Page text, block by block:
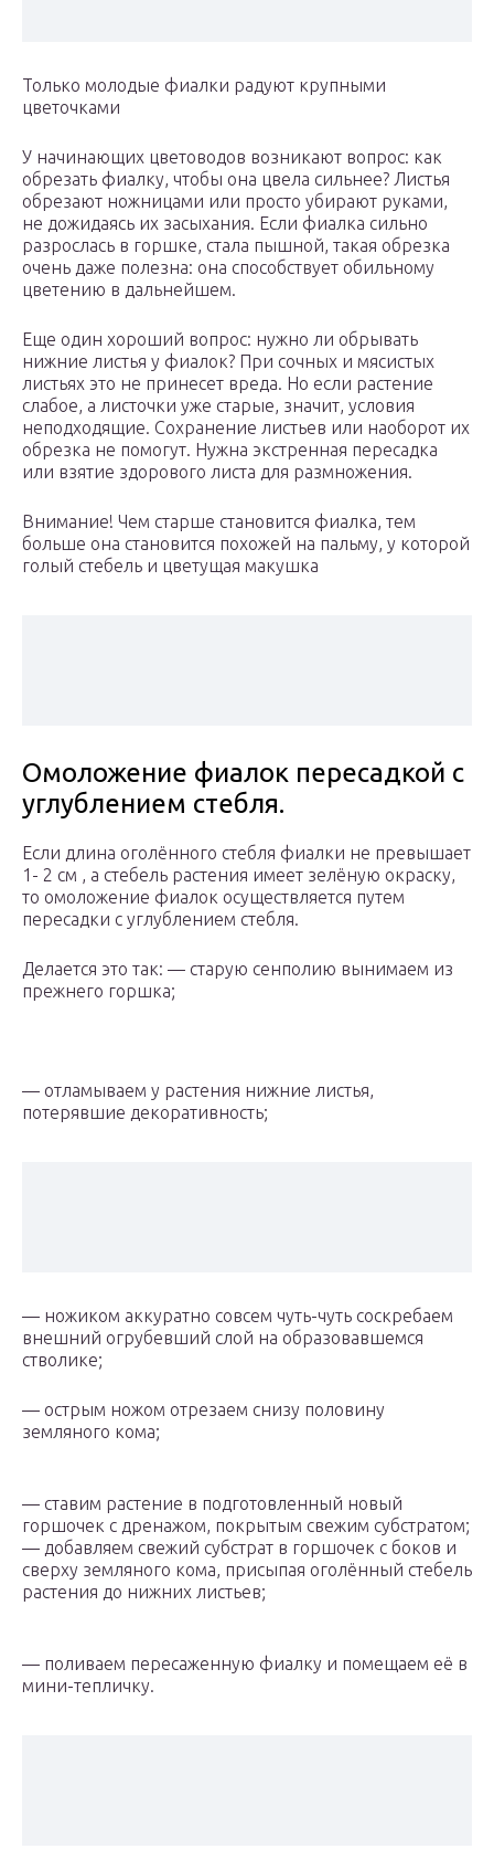
Только молодые фиалки радуют крупными
цветочками
У начинающих цветоводов возникают вопрос: как
обрезать фиалку, чтобы она цвела сильнее? Листья
обрезают ножницами или просто убирают руками,
не дожидаясь их засыхания. Если фиалка сильно
разрослась в горшке, стала пышной, такая обрезка
очень даже полезна: она способствует обильному
цветению в дальнейшем.
Еще один хороший вопрос: нужно ли обрывать
нижние листья у фиалок? При сочных и мясистых
листьях это не принесет вреда. Но если растение
слабое, а листочки уже старые, значит, условия
неподходящие. Сохранение листьев или наоборот их
обрезка не помогут. Нужна экстренная пересадка
или взятие здорового листа для размножения.
Внимание! Чем старше становится фиалка, тем
больше она становится похожей на пальму, у которой
голый стебель и цветущая макушка
Омоложение фиалок пересадкой с
углублением стебля.
Если длина оголённого стебля фиалки не превышает
1- 2 см , а стебель растения имеет зелёную окраску,
то омоложение фиалок осуществляется путем
пересадки с углублением стебля.
Делается это так: — старую сенполию вынимаем из
прежнего горшка;
— отламываем у растения нижние листья,
потерявшие декоративность;
— ножиком аккуратно совсем чуть-чуть соскребаем
внешний огрубевший слой на образовавшемся
стволике;
— острым ножом отрезаем снизу половину
земляного кома;
— ставим растение в подготовленный новый
горшочек с дренажом, покрытым свежим субстратом;
— добавляем свежий субстрат в горшочек с боков и
сверху земляного кома, присыпая оголённый стебель
растения до нижних листьев;
— поливаем пересаженную фиалку и помещаем её в
мини-тепличку.